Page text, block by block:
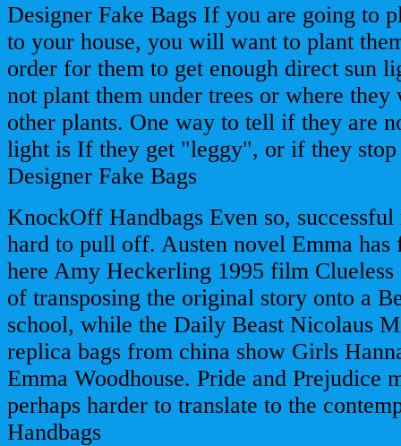
Designer Fake Bags If you are going to
to your house, you will want to plant
order for them to get enough direct sun
not plant them under trees or where they
other plants. One way to tell if they are
light is If they get "leggy", or if they
Designer Fake Bags
KnockOff Handbags Even so,
hard to pull off. Austen novel Emma has
here Amy Heckerling 1995 film
of transposing the original story onto a
school, while the Daily Beast Nicolaus
replica bags from china show Girls
Emma Woodhouse. Pride and Prejudice
perhaps harder to translate to the
Handbags